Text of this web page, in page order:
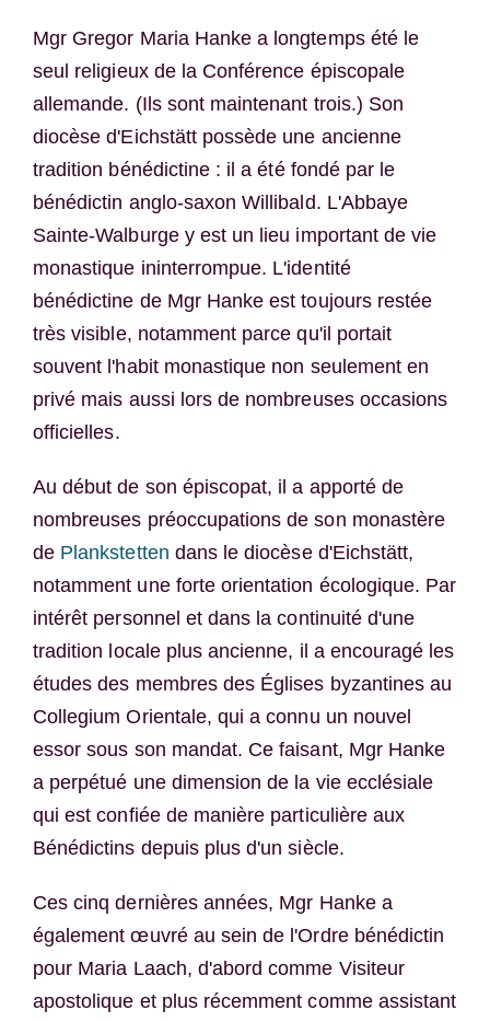
Mgr Gregor Maria Hanke a longtemps été le
seul religieux de la Conférence épiscopale
allemande. (Ils sont maintenant trois.) Son
diocèse d'Eichstätt possède une ancienne
tradition bénédictine : il a été fondé par le
bénédictin anglo-saxon Willibald. L'Abbaye
Sainte-Walburge y est un lieu important de vie
monastique ininterrompue. L'identité
bénédictine de Mgr Hanke est toujours restée
très visible, notamment parce qu'il portait
souvent l'habit monastique non seulement en
privé mais aussi lors de nombreuses occasions
officielles.
Au début de son épiscopat, il a apporté de
nombreuses préoccupations de son monastère
de Plankstetten dans le diocèse d'Eichstätt,
notamment une forte orientation écologique. Par
intérêt personnel et dans la continuité d'une
tradition locale plus ancienne, il a encouragé les
études des membres des Églises byzantines au
Collegium Orientale, qui a connu un nouvel
essor sous son mandat. Ce faisant, Mgr Hanke
a perpétué une dimension de la vie ecclésiale
qui est confiée de manière particulière aux
Bénédictins depuis plus d'un siècle.
Ces cinq dernières années, Mgr Hanke a
également œuvré au sein de l'Ordre bénédictin
pour Maria Laach, d'abord comme Visiteur
apostolique et plus récemment comme assistant